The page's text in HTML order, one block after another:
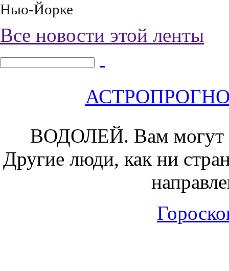
Нью-Йорке
Все новости этой ленты
ВОДОЛЕЙ. Вам могут
Другие люди, как ни